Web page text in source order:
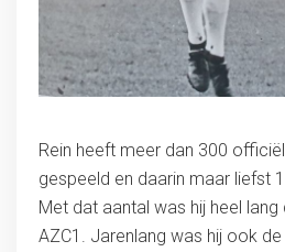
Rein heeft meer dan 300
gespeeld en daarin maar liefst
Met dat aantal was hij heel
AZC1. Jarenlang was hij ook